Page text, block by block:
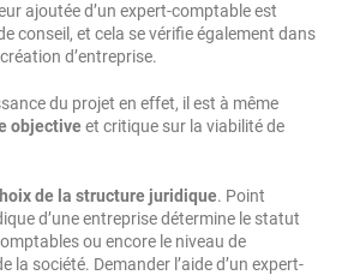
ajoutée d’un expert-comptable est
conseil, et cela se vérifie également dans
d’entreprise.
du projet en effet, il est à même
objectiveet critique sur la viabilité de
de la structure juridique. Point
d’une entreprise détermine le statut
ou encore le niveau de
la société. Demander l’aide d’un expert-